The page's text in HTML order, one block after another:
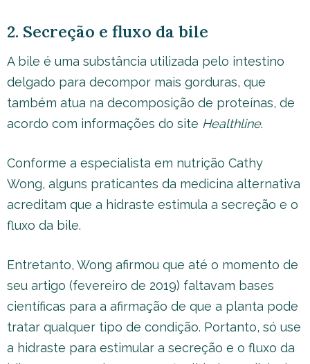
2. Secreção e fluxo da bile
A bile é uma substância utilizada pelo intestino
delgado para decompor mais gorduras, que
também atua na decomposição de proteínas, de
acordo com informações do site Healthline.
Conforme a especialista em nutrição Cathy
Wong, alguns praticantes da medicina alternativa
acreditam que a hidraste estimula a secreção e o
fluxo da bile.
Entretanto, Wong afirmou que até o momento de
seu artigo (fevereiro de 2019) faltavam bases
científicas para a afirmação de que a planta pode
tratar qualquer tipo de condição. Portanto, só use
a hidraste para estimular a secreção e o fluxo da